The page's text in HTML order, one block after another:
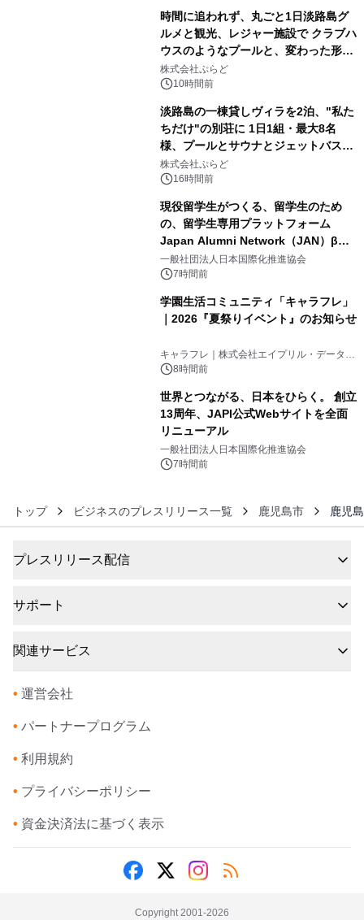
時間に追われず、丸ごと1日淡路島グ
ルメと観光、レジャー施設で クラブハ
ウスのようなプールと、変わった形の
サウナも 「THE BOXY AWAJI」のお
得な素泊まり連泊プランで
株式会社ぷらど
10時間前
淡路島の一棟貸しヴィラを2泊、"私た
ちだけ"の別荘に 1日1組・最大8名
様、プールとサウナとジェットバス付
きで Villa Mon Temps AWAJIの連泊
素泊りプラン
株式会社ぷらど
16時間前
現役留学生がつくる、留学生のため
の、留学生専用プラットフォーム
Japan Alumni Network（JAN）β版
をリリース
一般社団法人日本国際化推進協会
7時間前
学園生活コミュニティ「キャラフレ」
｜2026『夏祭りイベント』のお知らせ
キャラフレ｜株式会社エイプリル・データ・
デザインズ
8時間前
世界とつながる、日本をひらく。 創立
13周年、JAPI公式Webサイトを全面
リニューアル
一般社団法人日本国際化推進協会
7時間前
トップ ビジネスのプレスリリース一覧 鹿児島市 鹿児
プレスリリース配信
サポート
関連サービス
• 運営会社
• パートナープログラム
• 利用規約
• プライバシーポリシー
• 資金決済法に基づく表示
Copyright 2001-2026